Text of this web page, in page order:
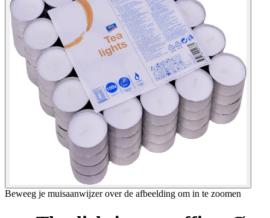
Beweeg je muisaanwijzer over de afbeelding om in te zoomen